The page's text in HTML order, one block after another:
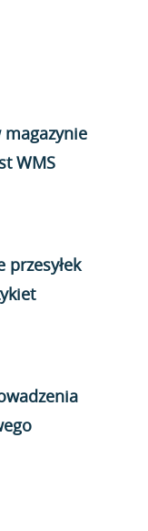
magazynie
WMS